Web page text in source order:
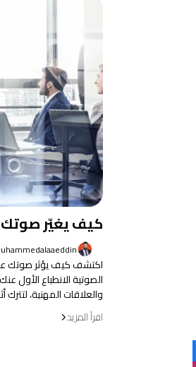
كيف يغيّر صوتك
اكتشف كيف يؤثر صوتك
الصوتية الانطباع الأول
والعلاقات المهنية،
اقرأ المزيد